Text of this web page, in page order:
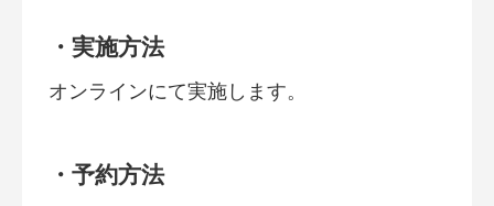
・実施方法
オンラインにて実施します。
・予約方法